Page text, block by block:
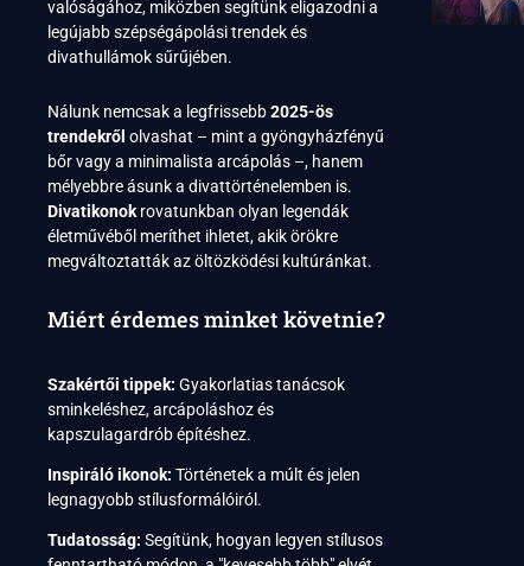
valóságához, miközben segítünk eligazodni a
legújabb szépségápolási trendek és
divathullámok sűrűjében.
Nálunk nemcsak a legfrissebb2025-ös
trendekről olvashat – mint a gyöngyházfényű
bőr vagy a minimalista arcápolás –, hanem
mélyebbre ásunk a divattörténelemben is.
Divatikonokrovatunkban olyan legendák
életművéből meríthet ihletet, akik örökre
megváltoztatták az öltözködési kultúránkat.
Miért érdemes minket követnie?
Szakértői tippek: Gyakorlatias tanácsok
sminkeléshez, arcápoláshoz és
kapszulagardrób építéshez.
Inspiráló ikonok: Történetek a múlt és jelen
legnagyobb stílusformálóiról.
Tudatosság: Segítünk, hogyan legyen stílusos